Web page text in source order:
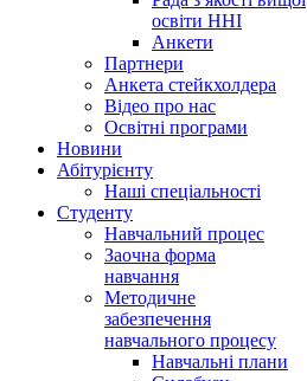
освіти ННІ
Анкети
Партнери
Анкета стейкхолдера
Відео про нас
Освітні програми
Hовини
Абітурієнту
Наші спеціальності
Студенту
Навчальний процес
Заочна форма
навчання
Методичне
забезпечення
навчального процесу
Навчальні плани